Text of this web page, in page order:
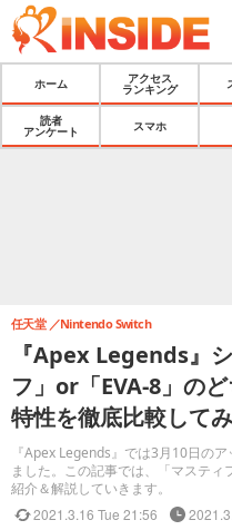
ホーム
アクセス
ランキング
読者
アンケート
スマホ
『Apex Legends』
フ」or「EVA-8」の
特性を徹底比較してみ
『Apex Legends』では3月10日の
ました。この記事では、「マスティ
紹介＆解説していきます。
任天堂 Nintendo Switch
2021.3.16 Tue 21:56